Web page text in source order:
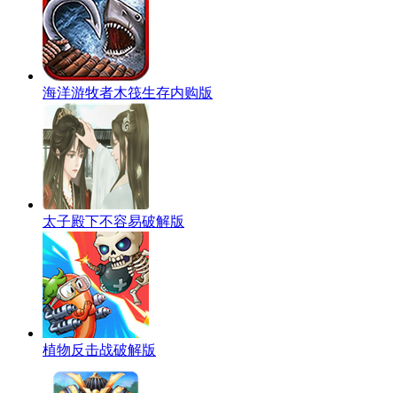
海洋游牧者木筏生存内购版
太子殿下不容易破解版
植物反击战破解版